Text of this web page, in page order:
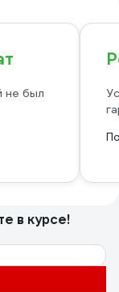
не был
в курсе!